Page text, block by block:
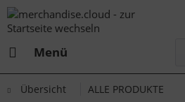
Menü
Übersicht ALLE PRODUKTE